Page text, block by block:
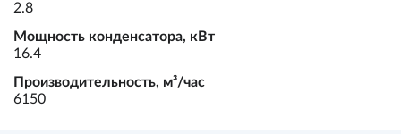
2.8
Мощность конденсатора, кВт
16.4
Производительность, м³/час
6150